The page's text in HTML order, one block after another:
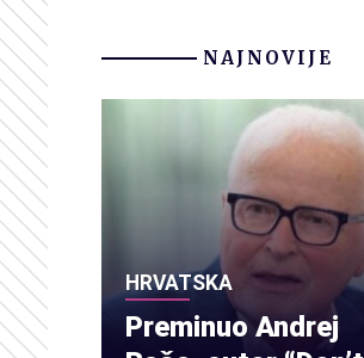
NAJNOVIJE
HRVATSKA
Preminuo Andrej